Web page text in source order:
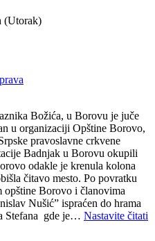
(Utorak)
Božića, u Borovu je juče
u organizaciji Opštine Borovo,
pravoslavne crkvene
Badnjak u Borovu okupili
odakle je krenula kolona
čitavo mesto. Po povratku
opštine Borovo i članovima
Nušić” ispraćen do hrama
Stefana gde je… Nastavite čitati